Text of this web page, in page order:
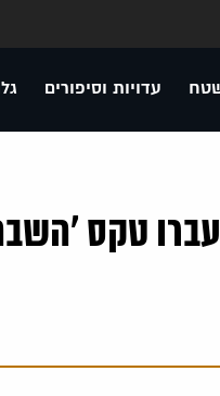
עדויות וסיפורים
עברו טקס